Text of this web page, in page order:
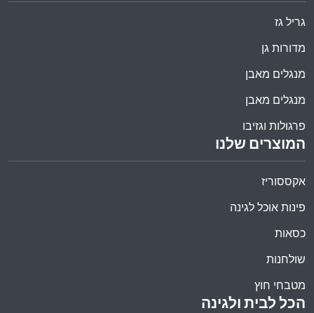
הכל לבית ולגינה
המוצרים שלנו
אקססוריז
פינות אוכל לגינה
כסאות
שולחנות
מטבחי חוץ
גריל גז
מדורות גן
מנגלים מאבן
מנגלים מאבן
פרגולות וגזיבו